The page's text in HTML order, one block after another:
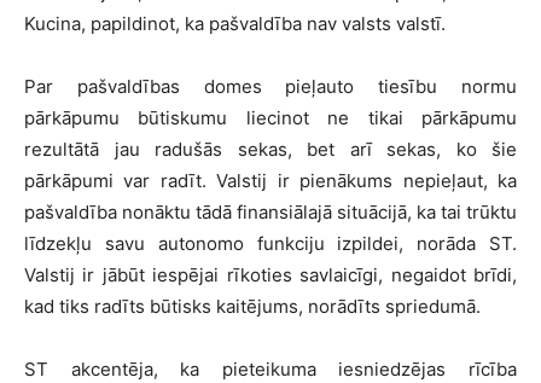
Kucina, papildinot, ka pašvaldība nav valsts valstī.
Par pašvaldības domes pieļauto tiesību normu
pārkāpumu būtiskumu liecinot ne tikai pārkāpumu
rezultātā jau radušās sekas, bet arī sekas, ko šie
pārkāpumi var radīt. Valstij ir pienākums nepieļaut, ka
pašvaldība nonāktu tādā finansiālajā situācijā, ka tai trūktu
līdzekļu savu autonomo funkciju izpildei, norāda ST.
Valstij ir jābūt iespējai rīkoties savlaicīgi, negaidot brīdi,
kad tiks radīts būtisks kaitējums, norādīts spriedumā.
ST akcentēja, ka pieteikuma iesniedzējas rīcība